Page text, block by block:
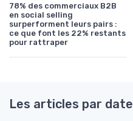
78% des commerciaux B2B
en social selling
surperforment leurs pairs :
ce que font les 22% restants
pour rattraper
Les articles par date